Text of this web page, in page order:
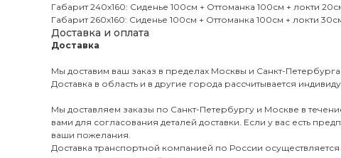
Габарит 240х160: Сиденье 100см + Оттоманка 100см + локти
Габарит 260х160: Сиденье 100см + Оттоманка 100см + локти
Доставка и оплата
Доставка
Мы доставим ваш заказ в пределах Москвы и Санкт-
Доставка в область и в другие города рассчитывается
Мы доставляем заказы по Санкт-Петербургу и Москве в
вами для согласования деталей доставки. Если у вас есть
ваши пожелания.
Доставка транспортной компанией по России